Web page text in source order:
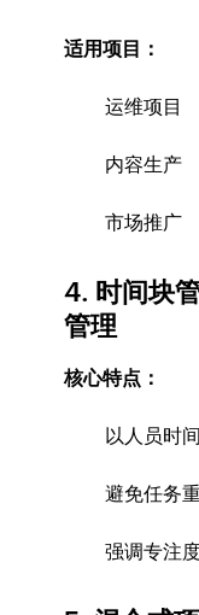
适用项目：
运维项目
内容生产
市场推广
4. 时间块
管理
核心特点：
以人员时
避免任务
强调专注